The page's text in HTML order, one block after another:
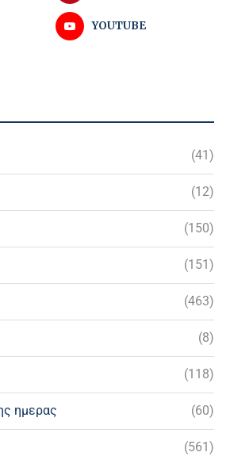
YOUTUBE
(41)
(12)
(150)
(151)
(463)
(8)
(118)
ημερας (60)
(561)